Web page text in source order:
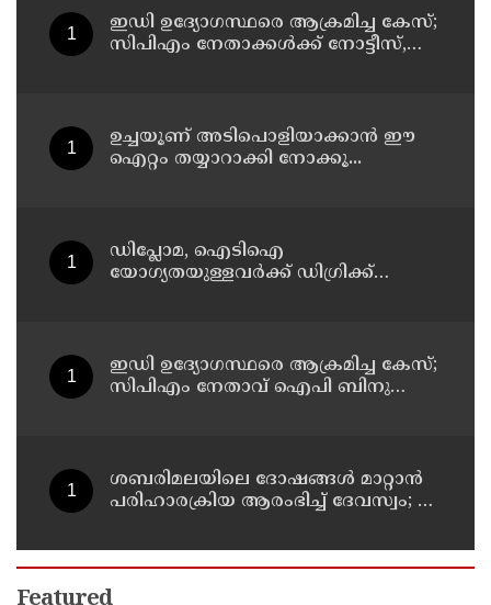
മുഴുവൻ പേരെയും ചോദ്യം ചെയ്യും
പ്രവേശനം ; ബിരുദ പ്രവേശനത്തിന്
പ്ലസ് ടു നിര്‍ബന്ധമില്ല; ഉത്തരവ്
പുറത്തിറക്കി ഉന്നത വിദ്യാഭ്യാസ
അടക്കം ആറു പേർക്ക് കൂടി ജാമ്യം
ക്ഷേത്രങ്ങളിലും പ്രത്യേക പൂജ